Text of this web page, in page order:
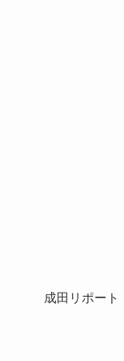
成田リポート